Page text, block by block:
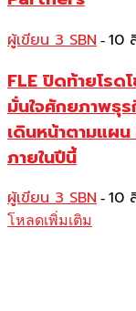
ผู้เขียน 3 SBN - 10
FLE ปิดท้ายโร
มั่นใจศักยภาพธุ
เดินหน้าตามแผ
ภายในปีนี้
ผู้เขียน 3 SBN - 10
โหลดเพิ่มเติม